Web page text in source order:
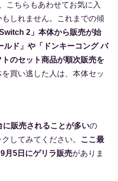
こちらもあわせてお気に入
しれません。これまでの傾
2」本体から販売が始
ルド」や「ドンキーコング バ
のセット商品が順次販売を
買い逃した人は、本体セッ
販売されることが多いの
してみてください。
ここ最
月5日にゲリラ販売がありま